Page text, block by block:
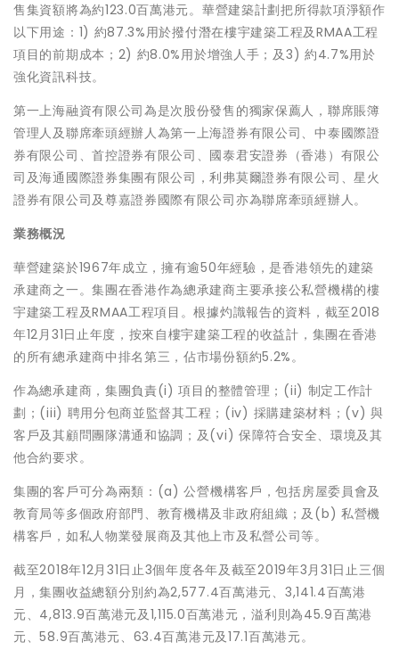
售集資額將為約123.0百萬港元。華營建築計劃把所得款項淨額作
以下用途：1) 約87.3%用於撥付潛在樓宇建築工程及RMAA工程
項目的前期成本；2) 約8.0%用於增強人手；及3) 約4.7%用於
強化資訊科技。
第一上海融資有限公司為是次股份發售的獨家保薦人，聯席賬簿
管理人及聯席牽頭經辦人為第一上海證券有限公司、中泰國際證
券有限公司、首控證券有限公司、國泰君安證券（香港）有限公
司及海通國際證券集團有限公司，利弗莫爾證券有限公司、星火
證券有限公司及尊嘉證券國際有限公司亦為聯席牽頭經辦人。
業務概況
華營建築於1967年成立，擁有逾50年經驗，是香港領先的建築
承建商之一。集團在香港作為總承建商主要承接公私營機構的樓
宇建築工程及RMAA工程項目。根據灼識報告的資料，截至2018
年12月31日止年度，按來自樓宇建築工程的收益計，集團在香港
的所有總承建商中排名第三，佔市場份額約5.2%。
作為總承建商，集團負責(i) 項目的整體管理；(ii) 制定工作計
劃；(iii) 聘用分包商並監督其工程；(iv) 採購建築材料；(v) 與
客戶及其顧問團隊溝通和協調；及(vi) 保障符合安全、環境及其
他合約要求。
集團的客戶可分為兩類：(a) 公營機構客戶，包括房屋委員會及
教育局等多個政府部門、教育機構及非政府組織；及(b) 私營機
構客戶，如私人物業發展商及其他上市及私營公司等。
截至2018年12月31日止3個年度各年及截至2019年3月31日止三個
月，集團收益總額分別約為2,577.4百萬港元、3,141.4百萬港
元、4,813.9百萬港元及1,115.0百萬港元，溢利則為45.9百萬港
元、58.9百萬港元、63.4百萬港元及17.1百萬港元。